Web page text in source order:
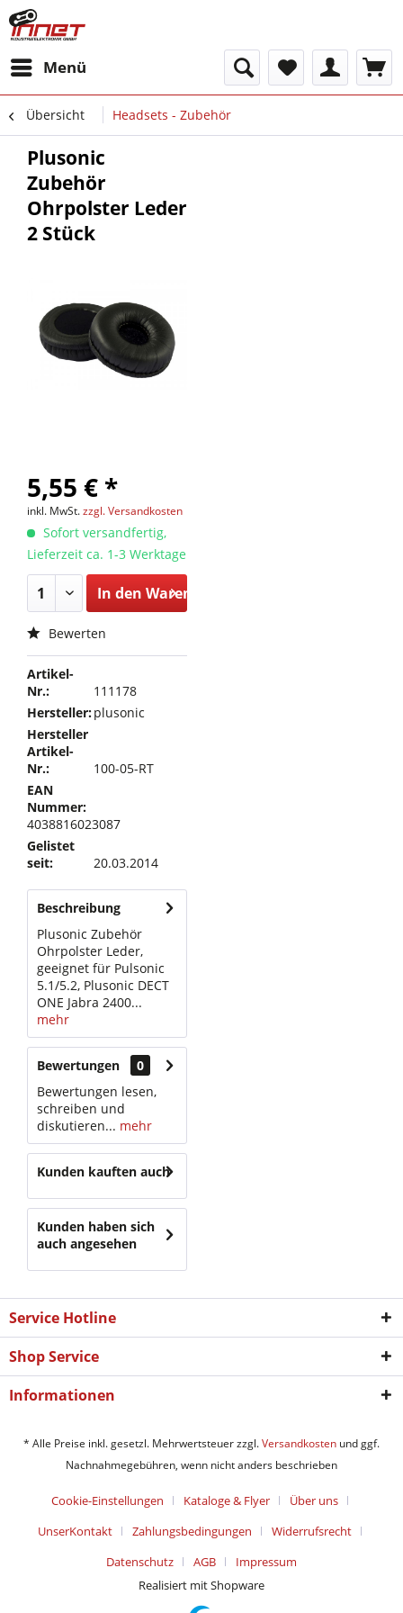
Menü
Übersicht Headsets - Zubehör
Plusonic
Zubehör
Ohrpolster Leder
2 Stück
5,55 € *
inkl. MwSt.zzgl. Versandkosten
Sofort versandfertig,
Lieferzeit ca. 1-3 Werktage
In den Warenkorb
Bewerten
Artikel-
Nr.:
111178
Hersteller:plusonic
Hersteller
Artikel-
Nr.:
100-05-RT
EAN
Nummer:
4038816023087
Gelistet
seit:
20.03.2014
Beschreibung
Plusonic Zubehör
Ohrpolster Leder,
geeignet für Pulsonic
5.1/5.2, Plusonic DECT
ONE Jabra 2400...
mehr
Bewertungen
0
Bewertungen lesen,
schreiben und
diskutieren... mehr
Kunden kauften auch
Kunden haben sich
auch angesehen
Service Hotline
Shop Service
Informationen
* Alle Preise inkl. gesetzl. Mehrwertsteuer zzgl.Versandkosten und ggf.
Nachnahmegebühren, wenn nicht anders beschrieben
Cookie-Einstellungen Kataloge & Flyer
Über uns
UnserKontakt
Zahlungsbedingungen
Widerrufsrecht
Datenschutz
AGB
Impressum
Realisiert mit Shopware